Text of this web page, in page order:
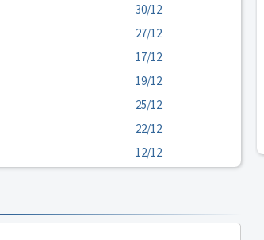
30/12
27/12
17/12
19/12
25/12
22/12
12/12